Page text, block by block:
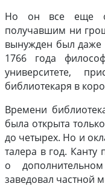
Но он все еще
получавшим ни
вынужден был даже
1766 года
университете,
библиотекаря в
Времени
была открыта
до четырех. Но и
талера в год.
о
заведовал частной